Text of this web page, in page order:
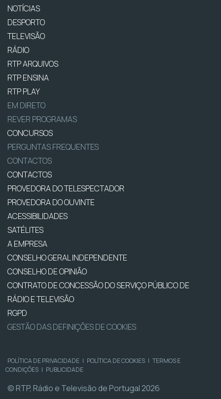
NOTÍCIAS
DESPORTO
TELEVISÃO
RÁDIO
RTP ARQUIVOS
RTP ENSINA
RTP PLAY
EM DIRETO
REVER PROGRAMAS
CONCURSOS
PERGUNTAS FREQUENTES
CONTACTOS
CONTACTOS
PROVEDORA DO TELESPECTADOR
PROVEDORA DO OUVINTE
ACESSIBILIDADES
SATÉLITES
A EMPRESA
CONSELHO GERAL INDEPENDENTE
CONSELHO DE OPINIÃO
CONTRATO DE CONCESSÃO DO SERVIÇO PÚBLICO DE
RÁDIO E TELEVISÃO
RGPD
GESTÃO DAS DEFINIÇÕES DE COOKIES
POLÍTICA DE PRIVACIDADE | POLÍTICA DE COOKIES | TERMOS E
CONDIÇÕES | PUBLICIDADE
© RTP, Rádio e Televisão de Portugal 2026